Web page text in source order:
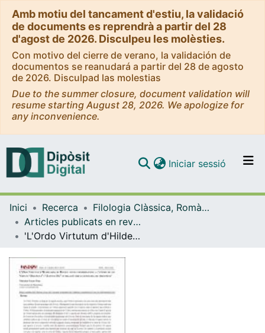
Amb motiu del tancament d'estiu, la validació
de documents es reprendrà a partir del 28
d'agost de 2026. Disculpeu les molèsties.
Con motivo del cierre de verano, la validación de
documentos se reanudará a partir del 28 de agosto
de 2026. Disculpad las molestias
Due to the summer closure, document validation will
resume starting August 28, 2026. We apologize for
any inconvenience.
Navega per tot el DD
Com publicar
Contacte
Iniciar sessió (current)
Inici Recerca
Filologia Clàssica, Romànica i Semítica
Articles publicats en revistes (Filologia Clàssica, Romànica i Semítica)
'L'Ordo Virtutum d'Hildegarda de Bingen: noves consideracions a l'entorn de les Virtuts 'Disciplina' i 'Scientia Dei' en relació amb la gènesi del seu prototext'.